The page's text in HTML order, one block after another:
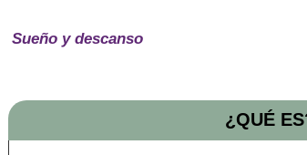
Sueño y descanso
¿QUÉ